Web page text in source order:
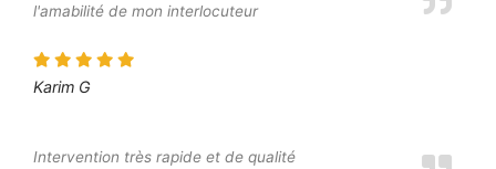
l'amabilité de mon interlocuteur
Karim G
Intervention très rapide et de qualité